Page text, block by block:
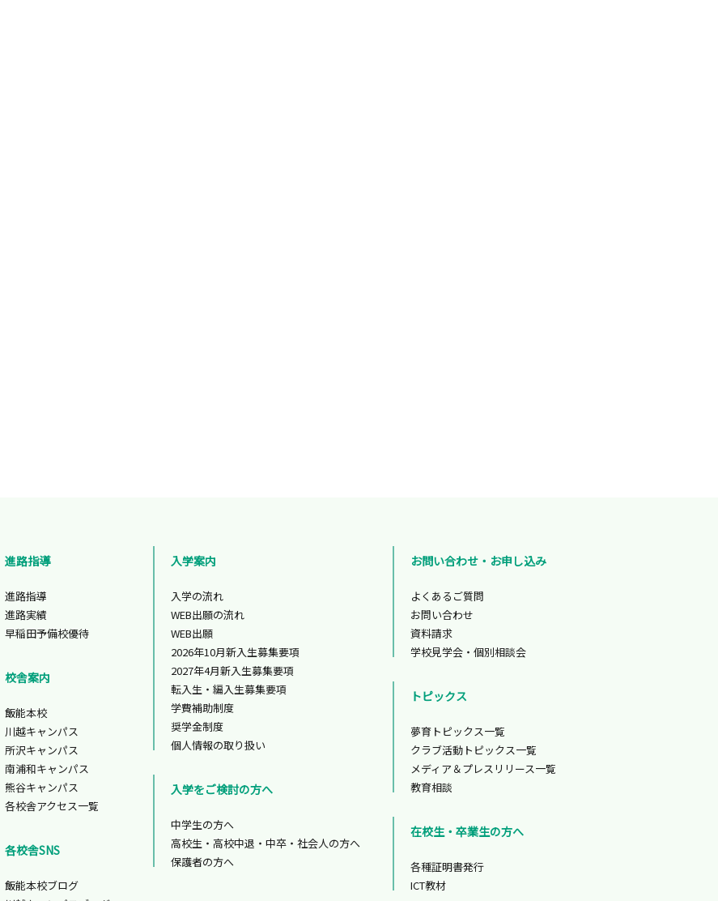
進路指導
進路指導
進路実績
早稲田予備校優待
校舎案内
飯能本校
川越キャンパス
所沢キャンパス
南浦和キャンパス
熊谷キャンパス
各校舎アクセス一覧
各校舎SNS
飯能本校ブログ
入学案内
入学の流れ
WEB出願の流れ
WEB出願
2026年10月新入生募集要項
2027年4月新入生募集要項
転入生・編入生募集要項
学費補助制度
奨学金制度
個人情報の取り扱い
入学をご検討の方へ
中学生の方へ
高校生・高校中退・中卒・社会人の方へ
保護者の方へ
お問い合わせ・お申し込み
よくあるご質問
お問い合わせ
資料請求
学校見学会・個別相談会
トピックス
夢育トピックス一覧
クラブ活動トピックス一覧
メディア＆プレスリリース一覧
教育相談
在校生・卒業生の方へ
各種証明書発行
ICT教材